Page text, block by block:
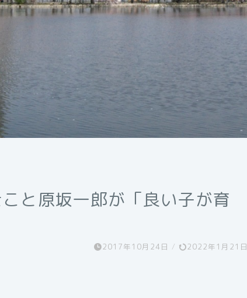
と原坂一郎が「良い子が育
2017年10月24日 / 2022年1月21日